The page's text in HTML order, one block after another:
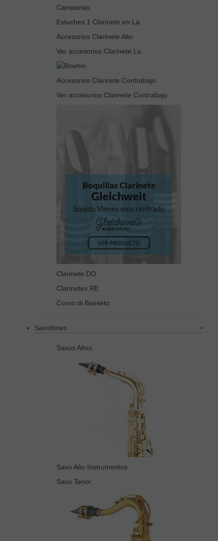
Campanas
Estuches 1 Clarinete en La
Accesorios Clarinete Alto
Ver accesorios Clarinete La
Accesorios Clarinete Contrabajo
Ver accesorios Clarinete Contrabajo
Clarinete DO
Clarinetes RE
Corno di Basseto
Saxofones
Saxos Altos
Saxo Alto Instrumentos
Saxo Tenor